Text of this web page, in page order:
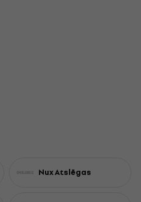
Nux Atslēgas